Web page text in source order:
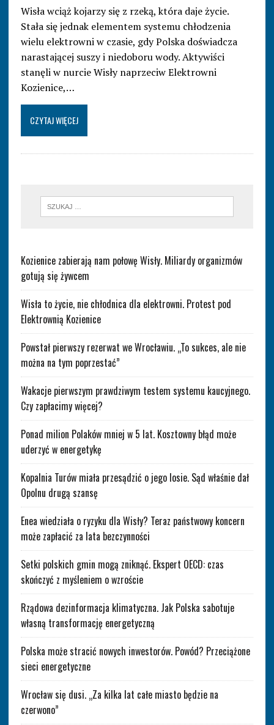
Wisła wciąż kojarzy się z rzeką, która daje życie.
Stała się jednak elementem systemu chłodzenia
wielu elektrowni w czasie, gdy Polska doświadcza
narastającej suszy i niedoboru wody. Aktywiści
stanęli w nurcie Wisły naprzeciw Elektrowni
Kozienice,…
CZYTAJ WIĘCEJ
Kozienice zabierają nam połowę Wisły. Miliardy organizmów
gotują się żywcem
Wisła to życie, nie chłodnica dla elektrowni. Protest pod
Elektrownią Kozienice
Powstał pierwszy rezerwat we Wrocławiu. „To sukces, ale nie
można na tym poprzestać”
Wakacje pierwszym prawdziwym testem systemu kaucyjnego.
Czy zapłacimy więcej?
Ponad milion Polaków mniej w 5 lat. Kosztowny błąd może
uderzyć w energetykę
Kopalnia Turów miała przesądzić o jego losie. Sąd właśnie dał
Opolnu drugą szansę
Enea wiedziała o ryzyku dla Wisły? Teraz państwowy koncern
może zapłacić za lata bezczynności
Setki polskich gmin mogą zniknąć. Ekspert OECD: czas
skończyć z myśleniem o wzroście
Rządowa dezinformacja klimatyczna. Jak Polska sabotuje
własną transformację energetyczną
Polska może stracić nowych inwestorów. Powód? Przeciążone
sieci energetyczne
Wrocław się dusi. „Za kilka lat całe miasto będzie na
czerwono”